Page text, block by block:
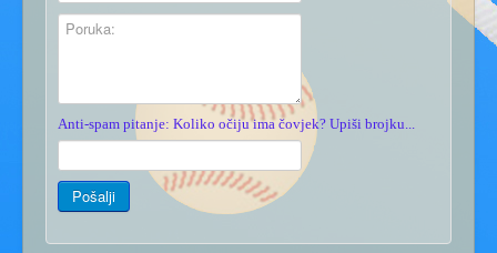
Anti-spam pitanje: Koliko očiju ima čovjek? Upiši brojku...